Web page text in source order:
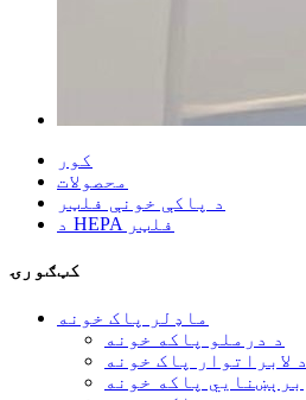
کور
محصولات
د پاکې خونې فلټر
د HEPA فلټر
کټګورۍ
ماډلر پاک خونه
د درملو پاکه خونه
د لابراتوار پاک خونه
برېښنايي پاکه خونه